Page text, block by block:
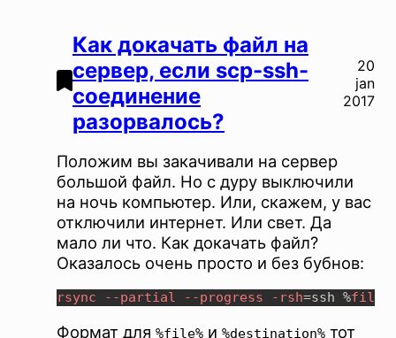
Как докачать файл на
сервер, если scp-ssh-
соединение
разорвалось?
20
jan
2017
Положим вы закачивали на сервер
большой файл. Но с дуру выключили
на ночь компьютер. Или, скажем, у вас
отключили интернет. Или свет. Да
мало ли что. Как докачать файл?
Оказалось очень просто и без бубнов:
rsync --partial --progress -rsh=ssh %file
Формат для %file% и %destination% тот